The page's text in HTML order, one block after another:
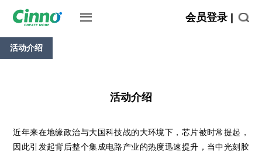
会员登录 |
活动介绍
活动介绍
近年来在地缘政治与大国科技战的大环境下，芯片被时常提起，
因此引发起背后整个集成电路产业的热度迅速提升，当中光刻胶